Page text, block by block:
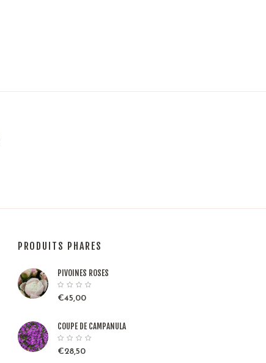
PRODUITS PHARES
PIVOINES ROSES
€45,00
COUPE DE CAMPANULA
€28,50